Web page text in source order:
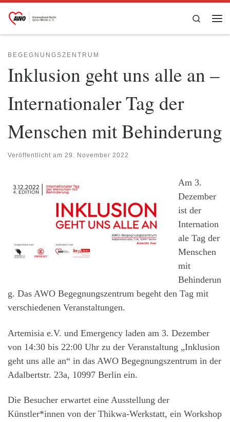
Zum Inhalt springen
Search
BEGEGNUNGSZENTRUM
Inklusion geht uns alle an –
Internationaler Tag der
Menschen mit Behinderung
Veröffentlicht am 29. November 2022
Am 3.
Dezember
ist der
Internation
ale Tag der
Menschen
mit
Behinderun
g. Das AWO Begegnungszentrum begeht den Tag mit
verschiedenen Veranstaltungen.
Artemisia e.V. und Emergency laden am 3. Dezember
von 14:30 bis 22:00 Uhr zu der Veranstaltung „Inklusion
geht uns alle an“ in das AWO Begegnungszentrum in der
Adalbertstr. 23a, 10997 Berlin ein.
Die Besucher erwartet eine Ausstellung der
Künstler*innen von der Thikwa-Werkstatt, ein Workshop